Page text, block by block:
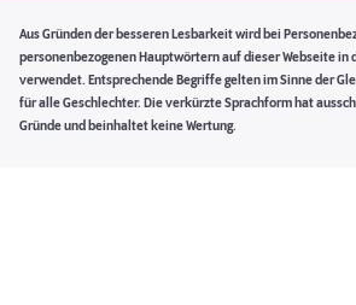
Aus Gründen der besseren Lesbarkeit wird bei
personenbezogenen Hauptwörtern auf dieser Webseite in
verwendet. Entsprechende Begriffe gelten im Sinne der
für alle Geschlechter. Die verkürzte Sprachform hat
Gründe und beinhaltet keine Wertung.